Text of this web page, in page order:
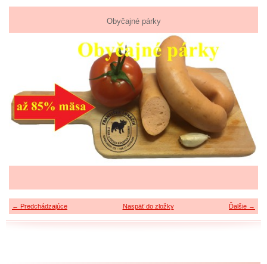
Obyčajné párky
← Predchádzajúce Ďalšie →
Naspäť do zložky